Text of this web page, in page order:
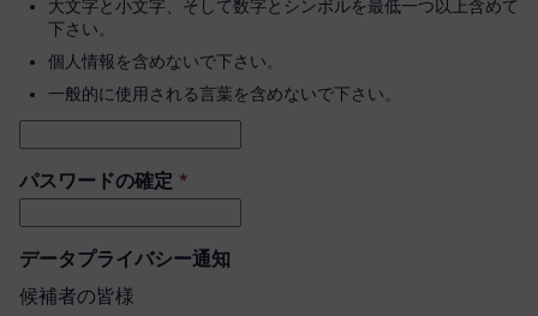
大文字と小文字、そして数字とシンボルを最低一つ以上含めて
下さい。
個人情報を含めないで下さい。
一般的に使用される言葉を含めないで下さい。
パスワードの確定 *
データプライバシー通知
候補者の皆様